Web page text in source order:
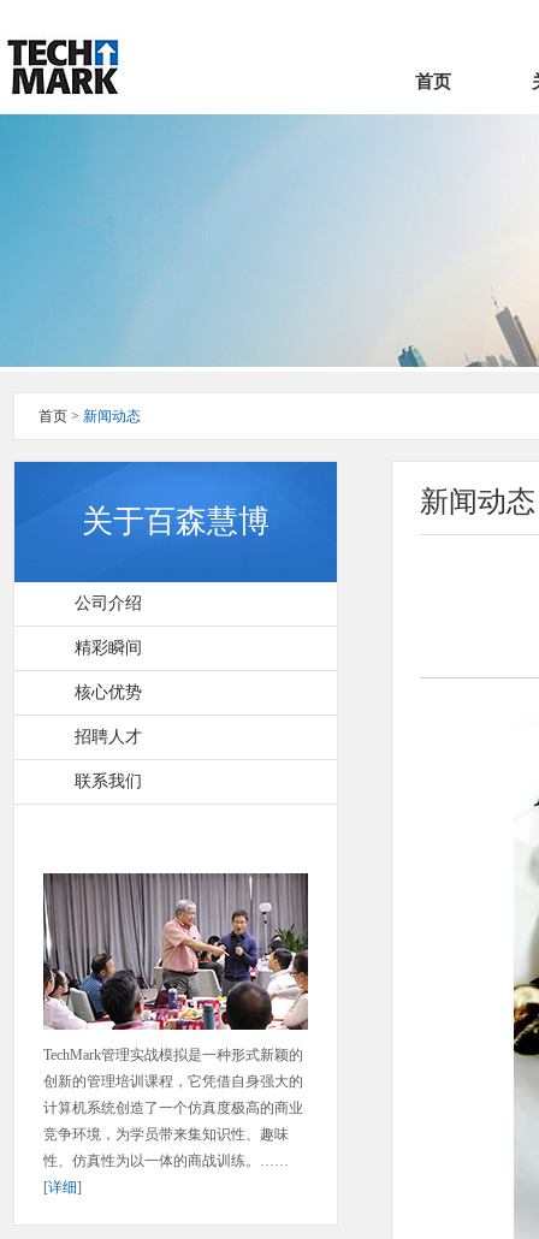
首页
首页 > 新闻动态
关于百森慧博
公司介绍
精彩瞬间
核心优势
招聘人才
联系我们
TechMark管理实战模拟是一种形式新颖的
创新的管理培训课程，它凭借自身强大的
计算机系统创造了一个仿真度极高的商业
竞争环境，为学员带来集知识性、趣味
性、仿真性为以一体的商战训练。……
[详细]
新闻动态